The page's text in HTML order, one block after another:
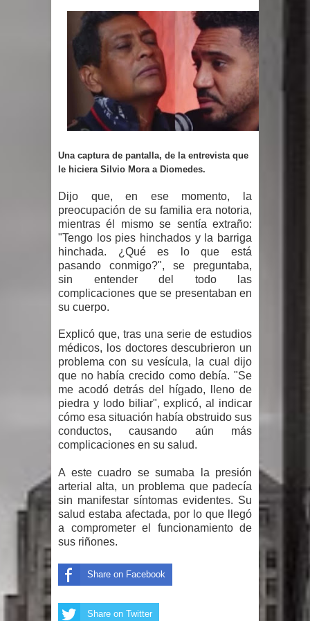
gran parte del territorio nacional
Miles de marroquíes cruzan la
frontera en masa para entrar a
España
TC declara inconstitucional decreto
sobre horarios de venta de alcohol
Congreso
Presidente LMD Víctor D´Aza
supervisa obra relleno sanitario y se
reúne con alcalde San Cristóbal
Un lunes trágico deja seis jóvenes
muertos
Heridos y edificios colapsados tras
terremoto de magnitud 7,1 en Japón
Poder Ejecutivo promulga
modificaciones al nuevo Código Penal
Diputado Félix Michell Rodríguez
reveló que con Presupuesto
Una captura de pantalla, de la entrevista que
le hiciera Silvio Mora a Diomedes.
Dijo que, en ese momento, la
preocupación de su familia era notoria,
mientras él mismo se sentía extraño:
"Tengo los pies hinchados y la barriga
hinchada. ¿Qué es lo que está
pasando conmigo?", se preguntaba,
sin entender del todo las
complicaciones que se presentaban en
su cuerpo.
Explicó que, tras una serie de estudios
médicos, los doctores descubrieron un
problema con su vesícula, la cual dijo
que no había crecido como debía. "Se
me acodó detrás del hígado, lleno de
piedra y lodo biliar", explicó, al indicar
cómo esa situación había obstruido sus
conductos, causando aún más
complicaciones en su salud.
A este cuadro se sumaba la presión
arterial alta, un problema que padecía
sin manifestar síntomas evidentes. Su
salud estaba afectada, por lo que llegó
a comprometer el funcionamiento de
sus riñones.
Share on Facebook
Share on Twitter